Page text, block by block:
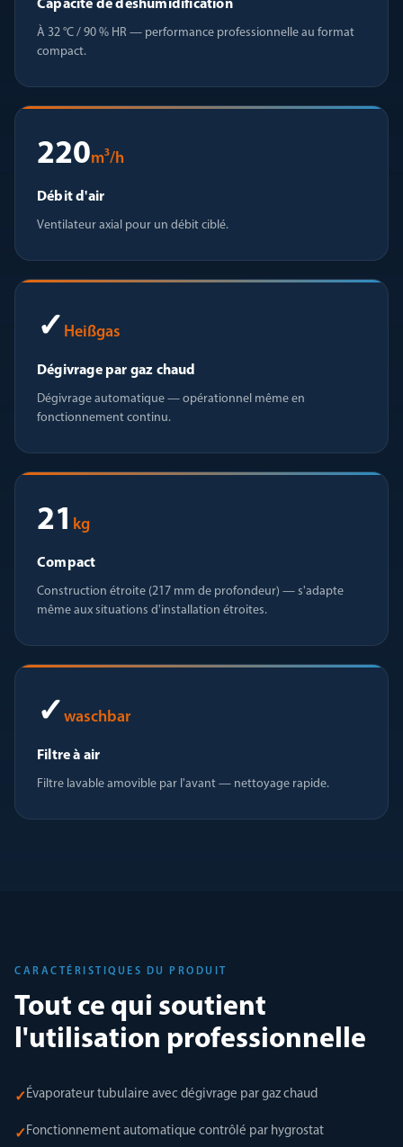
Capacité de déshumidification
À 32 °C / 90 % HR — performance professionnelle au format
compact.
220m³/h
Débit d'air
Ventilateur axial pour un débit ciblé.
✓ Heißgas
Dégivrage par gaz chaud
Dégivrage automatique — opérationnel même en
fonctionnement continu.
21 kg
Compact
Construction étroite (217 mm de profondeur) — s'adapte
même aux situations d'installation étroites.
✓ waschbar
Filtre à air
Filtre lavable amovible par l'avant — nettoyage rapide.
CARACTÉRISTIQUES DU PRODUIT
Tout ce qui soutient
l'utilisation professionnelle
✓ Évaporateur tubulaire avec dégivrage par gaz chaud
✓ Fonctionnement automatique contrôlé par hygrostat